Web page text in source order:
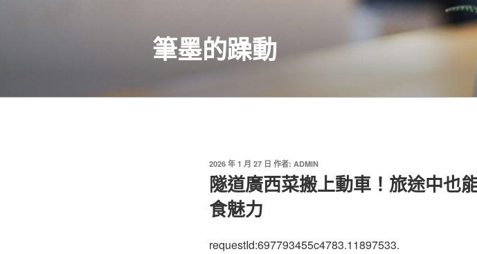
筆墨的躁動
發
佈
於
2026 年 1 月 27 日 作者: ADMIN
隧道廣西菜搬上動車！旅途中也
食魅力
requestId:697793455c4783.11897533.